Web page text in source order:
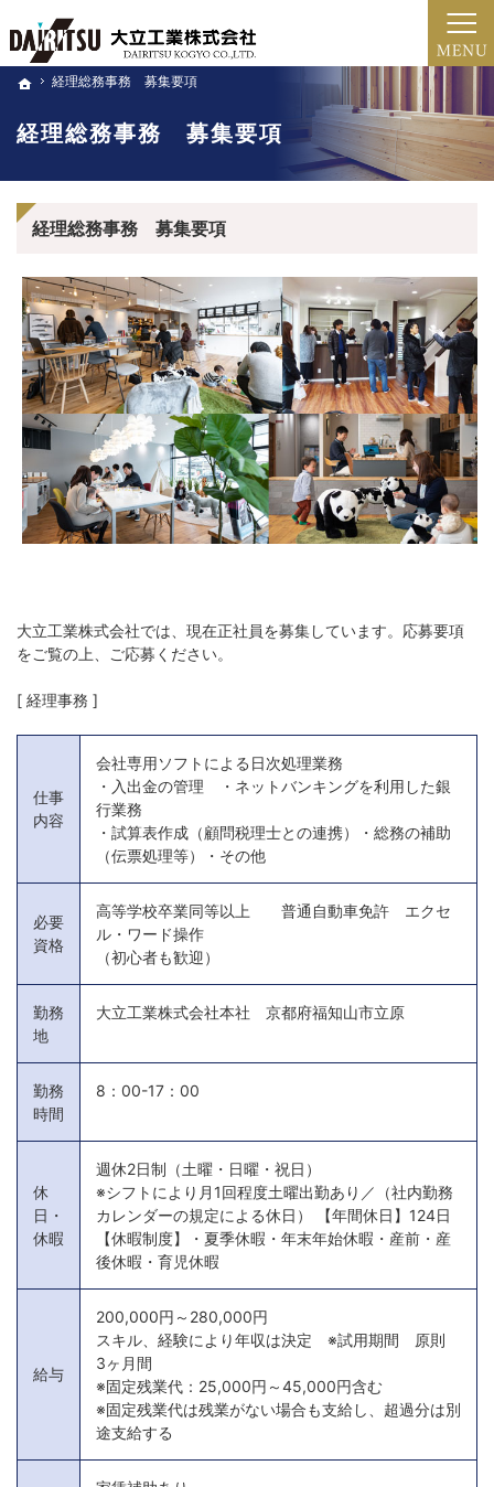
ホーム
経理総務事務 募集要項
経理総務事務 募集要項
新築・注文住宅・家のリフォーム・土地売買（北近畿・福知山・綾部・舞鶴）の工務店な
新築・注文住宅・リフォーム（京都・福知山市・綾部・舞鶴）の工務店
経理総務事務 募集要項
大立工業株式会社では、現在正社員を募集しています。応募要項
をご覧の上、ご応募ください。
[ 経理事務 ]
仕事
内容
会社専用ソフトによる日次処理業務
・入出金の管理 ・ネットバンキングを利用した銀
行業務
・試算表作成（顧問税理士との連携）・総務の補助
（伝票処理等）・その他
必要
資格
高等学校卒業同等以上 普通自動車免許 エクセ
ル・ワード操作
（初心者も歓迎）
勤務
地
大立工業株式会社本社 京都府福知山市立原
勤務
時間
8：00-17：00
休
日・
休暇
週休2日制（土曜・日曜・祝日）
※シフトにより月1回程度土曜出勤あり／（社内勤務
カレンダーの規定による休日） 【年間休日】124日
【休暇制度】・夏季休暇・年末年始休暇・産前・産
後休暇・育児休暇
給与
200,000円～280,000円
スキル、経験により年収は決定 ※試用期間 原則
3ヶ月間
※固定残業代：25,000円～45,000円含む
※固定残業代は残業がない場合も支給し、超過分は別
途支給する
ホーム
経理総務事務 募集要項